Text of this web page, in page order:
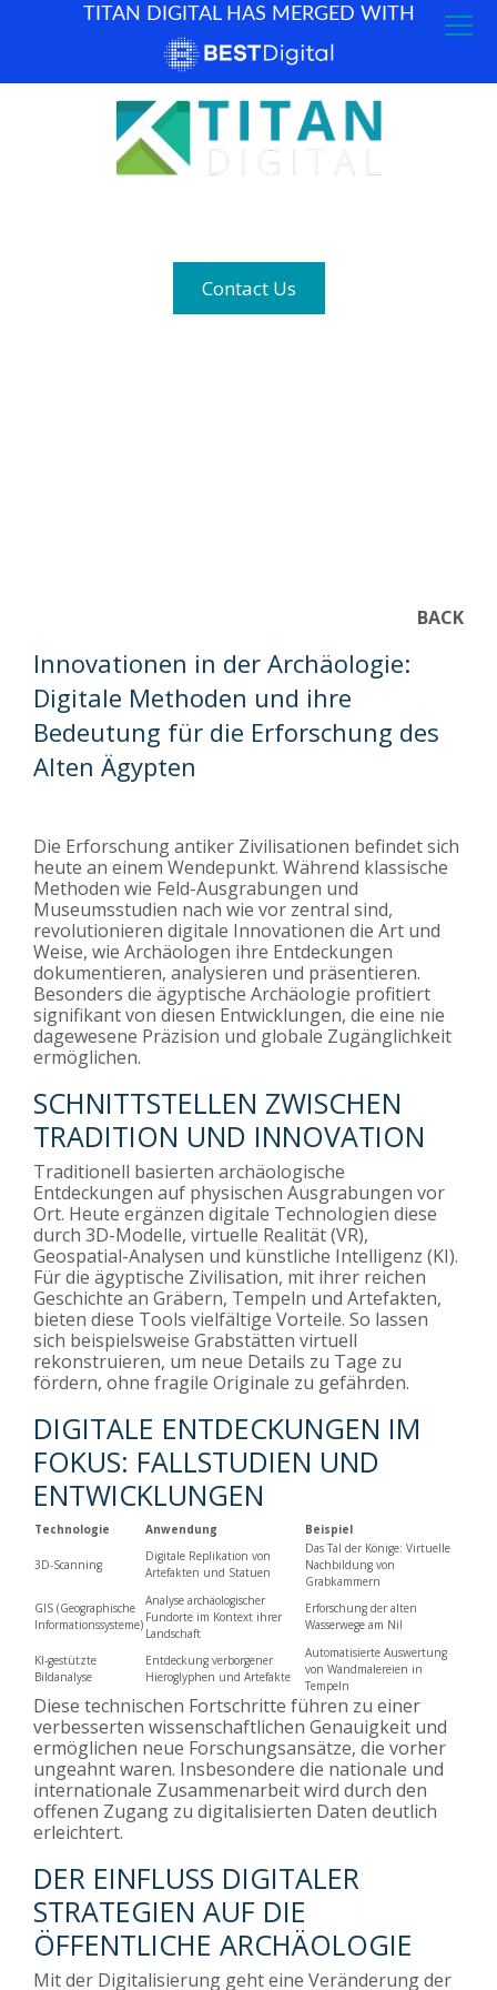
TITAN DIGITAL HAS MERGED WITH
Contact Us
BACK
Innovationen in der Archäologie:
Digitale Methoden und ihre
Bedeutung für die Erforschung des
Alten Ägypten
Die Erforschung antiker Zivilisationen befindet sich
heute an einem Wendepunkt. Während klassische
Methoden wie Feld-Ausgrabungen und
Museumsstudien nach wie vor zentral sind,
revolutionieren digitale Innovationen die Art und
Weise, wie Archäologen ihre Entdeckungen
dokumentieren, analysieren und präsentieren.
Besonders die ägyptische Archäologie profitiert
signifikant von diesen Entwicklungen, die eine nie
dagewesene Präzision und globale Zugänglichkeit
ermöglichen.
SCHNITTSTELLEN ZWISCHEN
TRADITION UND INNOVATION
Traditionell basierten archäologische
Entdeckungen auf physischen Ausgrabungen vor
Ort. Heute ergänzen digitale Technologien diese
durch 3D-Modelle, virtuelle Realität (VR),
Geospatial-Analysen und künstliche Intelligenz (KI).
Für die ägyptische Zivilisation, mit ihrer reichen
Geschichte an Gräbern, Tempeln und Artefakten,
bieten diese Tools vielfältige Vorteile. So lassen
sich beispielsweise Grabstätten virtuell
rekonstruieren, um neue Details zu Tage zu
fördern, ohne fragile Originale zu gefährden.
DIGITALE ENTDECKUNGEN IM
FOKUS: FALLSTUDIEN UND
ENTWICKLUNGEN
Technologie Anwendung Beispiel
3D-Scanning
Digitale Replikation von
Artefakten und Statuen
Das Tal der Könige: Virtuelle
Nachbildung von
Grabkammern
GIS (Geographische
Informationssysteme)
Analyse archäologischer
Fundorte im Kontext ihrer
Landschaft
Erforschung der alten
Wasserwege am Nil
KI-gestützte
Bildanalyse
Entdeckung verborgener
Hieroglyphen und Artefakte
Automatisierte Auswertung
von Wandmalereien in
Tempeln
Diese technischen Fortschritte führen zu einer
verbesserten wissenschaftlichen Genauigkeit und
ermöglichen neue Forschungsansätze, die vorher
ungeahnt waren. Insbesondere die nationale und
internationale Zusammenarbeit wird durch den
offenen Zugang zu digitalisierten Daten deutlich
erleichtert.
DER EINFLUSS DIGITALER
STRATEGIEN AUF DIE
ÖFFENTLICHE ARCHÄOLOGIE
Mit der Digitalisierung geht eine Veränderung der